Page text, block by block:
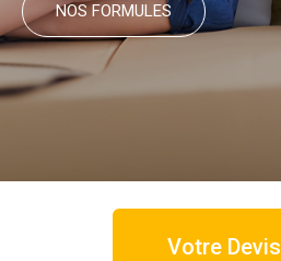
NOS FORMULES
Votre Devis